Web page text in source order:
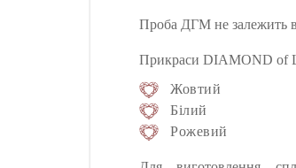
Проба ДГМ не залежить
Прикраси DIAMOND of
Жовтий
Білий
Рожевий